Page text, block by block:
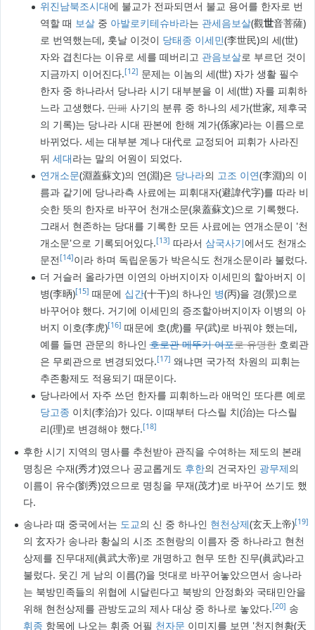
위진남북조시대에 불교가 전파되면서 불교 용어를 한자로 번
역할 때 보살중 아발로키테슈바라는 관세음보살(觀世音菩薩)
로 번역했는데, 훗날 이것이 당태종 이세민(李世民)의 세(世)
자와 겹친다는 이유로 세를 떼버리고 관음보살로 부르던 것이
지금까지 이어진다.[12] 문제는 이놈의 세(世) 자가 생활 필수
한자 중 하나라서 당나라 시기 대부분을 이 세(世) 자를 피휘하
느라 고생했다.민폐사기의 분류 중 하나의 세가(世家, 제후국
의 기록)는 당나라 시대 판본에 한해 계가(係家)라는 이름으로
바뀌었다. 세는 대부분 계나 대代로 교정되어 피휘가 사라진
뒤 세대라는 말의 어원이 되었다.
연개소문(淵蓋蘇文)의 연(淵)은 당나라의 고조 이연(李淵)의 이
름과 같기에 당나라측 사료에는 피휘대자(避諱代字)를 따라 비
슷한 뜻의 한자로 바꾸어 천개소문(泉蓋蘇文)으로 기록했다.
그래서 현존하는 당대를 기록한 모든 사료에는 연개소문이 '천
개소문'으로 기록되어있다.[13] 따라서 삼국사기에서도 천개소
문전[14]이라 하며 독립운동가 박은식도 천개소문이라 불렀다.
더 거슬러 올라가면 이연의 아버지이자 이세민의 할아버지 이
병(李昞)[15] 때문에 십간(十干)의 하나인 병(丙)을 경(景)으로
바꾸어야 했다. 거기에 이세민의 증조할아버지이자 이병의 아
버지 이호(李虎)[16] 때문에 호(虎)를 무(武)로 바꿔야 했는데,
예를 들면 관문의 하나인호로관 메뚜기 여포로 유명한호뢰관
은 무뢰관으로 변경되었다.[17] 왜냐면 국가적 차원의 피휘는
추존황제도 적용되기 때문이다.
당나라에서 자주 쓰던 한자를 피휘하느라 애먹인 또다른 예로
당고종 이치(李治)가 있다. 이때부터 다스릴 치(治)는 다스릴
리(理)로 변경해야 했다.[18]
후한 시기 지역의 명사를 추천받아 관직을 수여하는 제도의 본래
명칭은 수재(秀才)였으나 공교롭게도 후한의 건국자인 광무제의
이름이 유수(劉秀)였으므로 명칭을 무재(茂才)로 바꾸어 쓰기도 했
다.
송나라 때 중국에서는 도교의 신 중 하나인 현천상제(玄天上帝)[19]
의 玄자가 송나라 황실의 시조 조현랑의 이름자 중 하나라고 현천
상제를 진무대제(眞武大帝)로 개명하고 현무 또한 진무(眞武)라고
불렀다. 웃긴 게 남의 이름(?)을 멋대로 바꾸어놓았으면서 송나라
는 북방민족들의 위협에 시달린다고 북방의 안정화와 국태민안을
위해 현천상제를 관방도교의 제사 대상 중 하나로 놓았다.[20] 송
휘종 항목에 나오는 휘종 어필 천자문 이미지를 보면 '천지현황(天